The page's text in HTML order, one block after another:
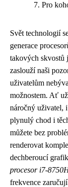
Pro
Svět technologií
generace
takových skvostů
zaslouží naši
uživatelům
možnostem. Ať
náročný uživatel,
plynulý chod i
můžete bez
renderovat
dechberoucí
procesor i7-
frekvence